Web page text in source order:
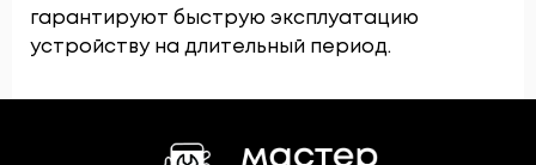
гарантируют быструю эксплуатацию
устройству на длительный период.